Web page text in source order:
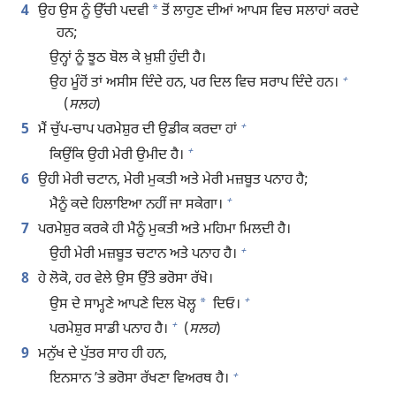
4 ਉਹ ਉਸ ਨੂੰ ਉੱਚੀ ਪਦਵੀ *ਤੋਂ ਲਾਹੁਣ ਦੀਆਂ ਆਪਸ ਵਿਚ ਸਲਾਹਾਂ ਕਰਦੇ
ਹਨ;
ਉਨ੍ਹਾਂ ਨੂੰ ਝੂਠ ਬੋਲ ਕੇ ਖ਼ੁਸ਼ੀ ਹੁੰਦੀ ਹੈ।
ਉਹ ਮੂੰਹੋਂ ਤਾਂ ਅਸੀਸ ਦਿੰਦੇ ਹਨ, ਪਰ ਦਿਲ ਵਿਚ ਸਰਾਪ ਦਿੰਦੇ ਹਨ। +
(ਸਲਹ)
5 ਮੈਂ ਚੁੱਪ-ਚਾਪ ਪਰਮੇਸ਼ੁਰ ਦੀ ਉਡੀਕ ਕਰਦਾ ਹਾਂ +
ਕਿਉਂਕਿ ਉਹੀ ਮੇਰੀ ਉਮੀਦ ਹੈ। +
6 ਉਹੀ ਮੇਰੀ ਚਟਾਨ, ਮੇਰੀ ਮੁਕਤੀ ਅਤੇ ਮੇਰੀ ਮਜ਼ਬੂਤ ਪਨਾਹ ਹੈ;
ਮੈਨੂੰ ਕਦੇ ਹਿਲਾਇਆ ਨਹੀਂ ਜਾ ਸਕੇਗਾ। +
7 ਪਰਮੇਸ਼ੁਰ ਕਰਕੇ ਹੀ ਮੈਨੂੰ ਮੁਕਤੀ ਅਤੇ ਮਹਿਮਾ ਮਿਲਦੀ ਹੈ।
ਉਹੀ ਮੇਰੀ ਮਜ਼ਬੂਤ ਚਟਾਨ ਅਤੇ ਪਨਾਹ ਹੈ। +
8 ਹੇ ਲੋਕੋ, ਹਰ ਵੇਲੇ ਉਸ ਉੱਤੇ ਭਰੋਸਾ ਰੱਖੋ।
ਉਸ ਦੇ ਸਾਮ੍ਹਣੇ ਆਪਣੇ ਦਿਲ ਖੋਲ੍ਹ * ਦਿਓ। +
ਪਰਮੇਸ਼ੁਰ ਸਾਡੀ ਪਨਾਹ ਹੈ। + (ਸਲਹ)
9 ਮਨੁੱਖ ਦੇ ਪੁੱਤਰ ਸਾਹ ਹੀ ਹਨ,
ਇਨਸਾਨ ʼਤੇ ਭਰੋਸਾ ਰੱਖਣਾ ਵਿਅਰਥ ਹੈ। +